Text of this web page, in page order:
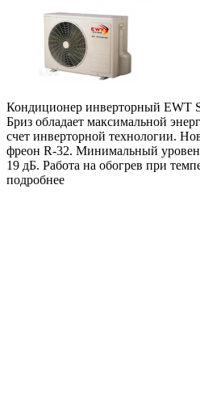
​Кондиционер инверторный EWT
Бриз обладает максимальной
счет инверторной технологии.
фреон R-32. Минимальный
19 дБ. Работа на обогрев при
подробнее